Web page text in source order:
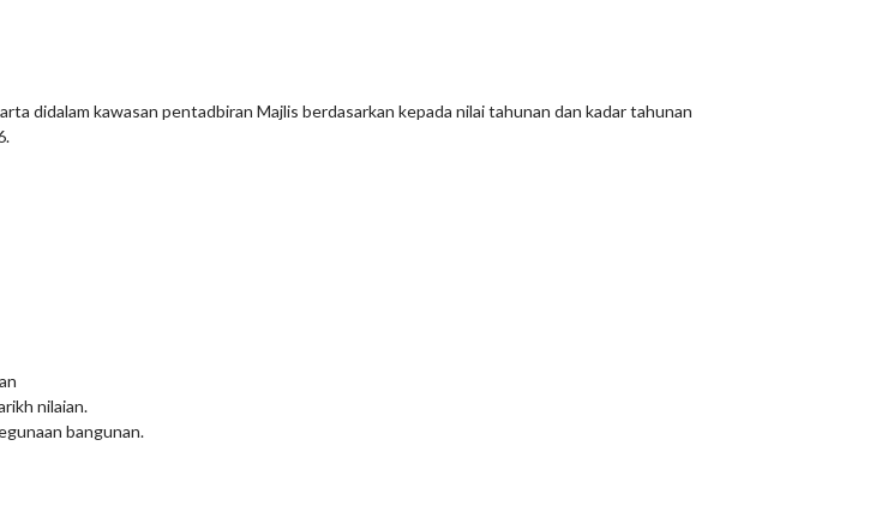
didalam kawasan pentadbiran Majlis berdasarkan kepada nilai tahunan dan kadar tahunan
nilaian.
bangunan.